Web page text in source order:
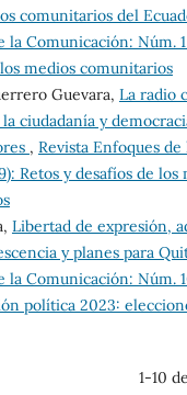
comunitarios del
la Comunicación: Núm.
medios comunitarios
Guevara, La radio
ciudadanía y
, Revista Enfoques
Retos y desafíos de los
Libertad de expresión,
y planes para
la Comunicación: Núm.
política 2023:
1-10